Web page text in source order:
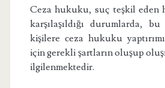
Ceza hukuku, suç teşkil eden
karşılaşıldığı durumlarda, bu
kişilere ceza hukuku
için gerekli şartların oluşup
ilgilenmektedir.